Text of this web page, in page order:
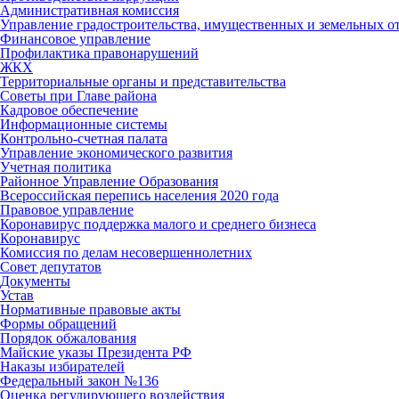
Административная комиссия
Управление градостроительства, имущественных и земельных
Финансовое управление
Профилактика правонарушений
ЖКХ
Территориальные органы и представительства
Советы при Главе района
Кадровое обеспечение
Информационные системы
Контрольно-счетная палата
Управление экономического развития
Учетная политика
Районное Управление Образования
Всероссийская перепись населения 2020 года
Правовое управление
Коронавирус поддержка малого и среднего бизнеса
Коронавирус
Комиссия по делам несовершеннолетних
Совет депутатов
Документы
Устав
Нормативные правовые акты
Формы обращений
Порядок обжалования
Майские указы Президента РФ
Наказы избирателей
Федеральный закон №136
Оценка регулирующего воздействия